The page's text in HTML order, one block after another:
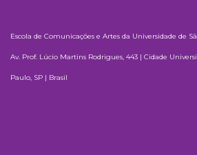
Escola de Comunicações e Artes da Universidade de
Av. Prof. Lúcio Martins Rodrigues, 443 | Cidade
Paulo, SP | Brasil